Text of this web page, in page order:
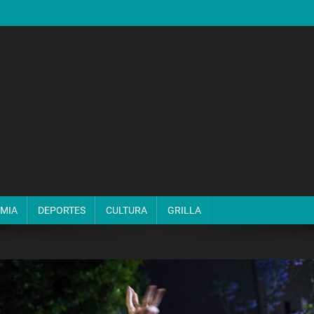
DEPORTES CULTURA GRILLA